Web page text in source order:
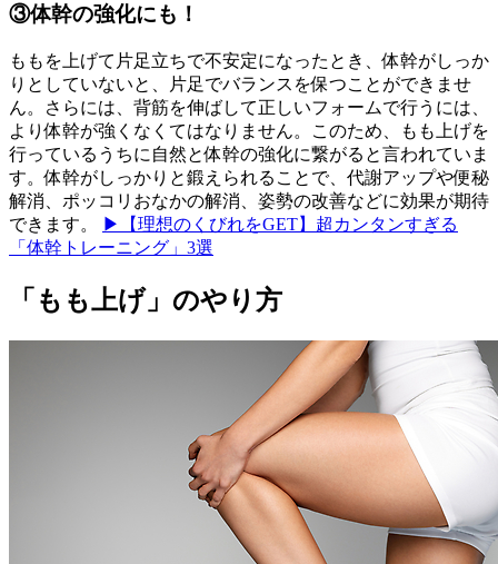
③体幹の強化にも！
ももを上げて片足立ちで不安定になったとき、体幹がしっか
りとしていないと、片足でバランスを保つことができませ
ん。さらには、背筋を伸ばして正しいフォームで行うには、
より体幹が強くなくてはなりません。このため、もも上げを
行っているうちに自然と体幹の強化に繋がると言われていま
す。体幹がしっかりと鍛えられることで、代謝アップや便秘
解消、ポッコリおなかの解消、姿勢の改善などに効果が期待
できます。
▶【理想のくびれをGET】超カンタンすぎる
「体幹トレーニング」3選
「もも上げ」のやり方